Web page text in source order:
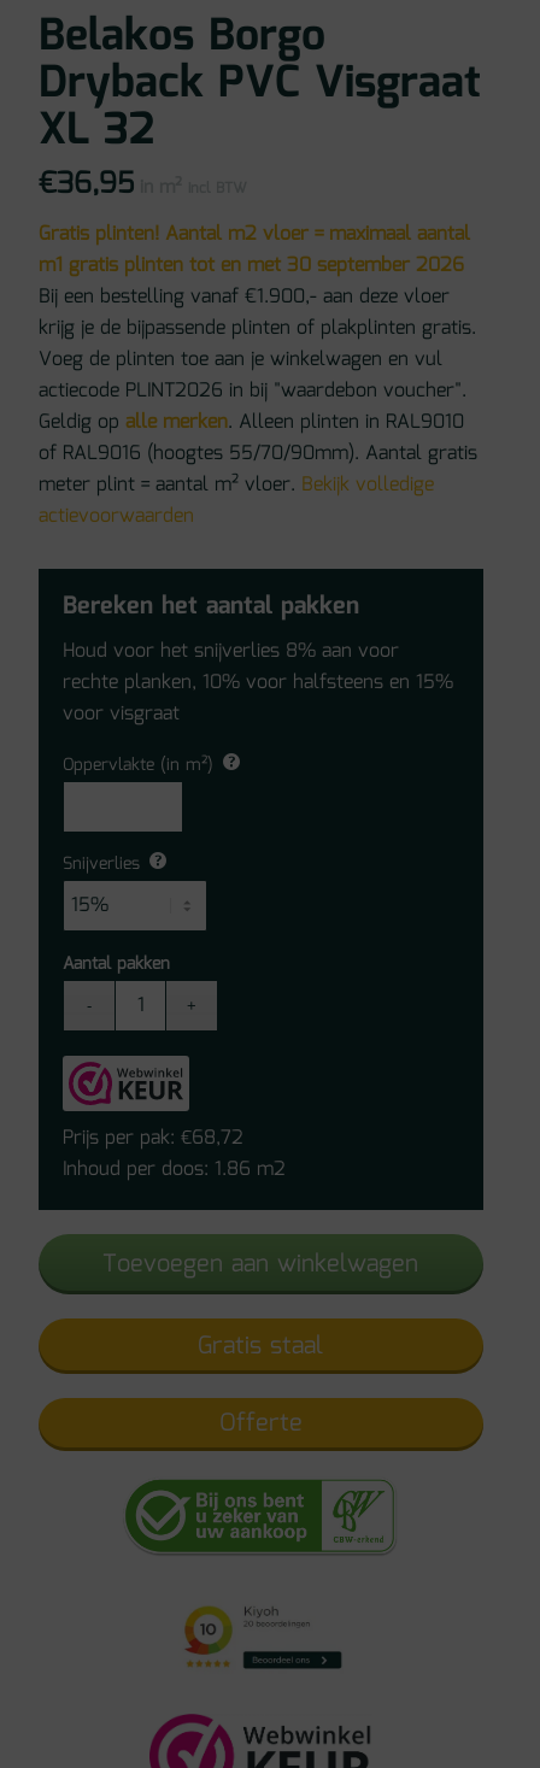
Belakos Borgo
Dryback PVC Visgraat
XL 32
€36,95
Gratis plinten! Aantal m2 vloer = maximaal aantal
m1 gratis plinten tot en met 30 september 2026
Bij een bestelling vanaf €1.900,- aan deze vloer
krijg je de bijpassende plinten of plakplinten gratis.
Voeg de plinten toe aan je winkelwagen en vul
actiecode PLINT2026 in bij "waardebon voucher".
Geldig opalle merken. Alleen plinten in RAL9010
of RAL9016 (hoogtes 55/70/90mm). Aantal gratis
meter plint = aantal m² vloer. Bekijk volledige
actievoorwaarden
Bereken het aantal pakken
Houd voor het snijverlies 8% aan voor
rechte planken, 10% voor halfsteens en 15%
voor visgraat
Oppervlakte (in m²)
Snijverlies
Aantal pakken
Borgo
Dryback
PVC
Visgraat
XL
aantal
Prijs per pak:€68,72
Inhoud per doos: 1.86 m2
Toevoegen aan winkelwagen
Gratis staal
Offerte